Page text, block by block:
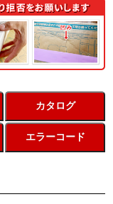
カタログ
エラーコード